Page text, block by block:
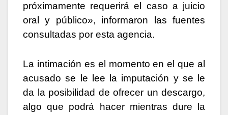
próximamente requerirá el caso a juicio
oral y público», informaron las fuentes
consultadas por esta agencia.
La intimación es el momento en el que al
acusado se le lee la imputación y se le
da la posibilidad de ofrecer un descargo,
algo que podrá hacer mientras dure la